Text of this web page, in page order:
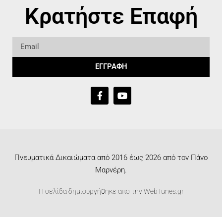
Κρατήστε Επαφή
ΕΓΓΡΑΦΗ
Πνευματικά Δικαιώματα από 2016 έως 2026 από τον Πάνο
Μαρνέρη.
Η σελίδα δημιουργήθηκε απο τηνWebTunes.gr